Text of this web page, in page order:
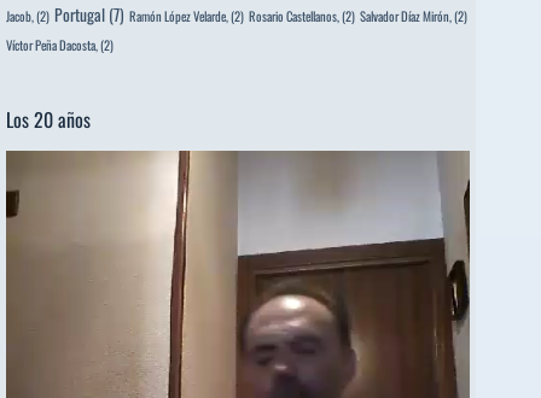
Jacob, (2) Portugal (7) Ramón López Velarde, (2) Rosario Castellanos, (2) Salvador Díaz Mirón, (2)
Víctor Peña Dacosta, (2)
Los 20 años
de
vídeo